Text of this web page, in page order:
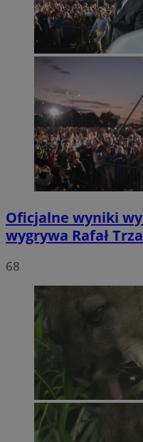
Oficjalne wyniki
wygrywa Rafał
68